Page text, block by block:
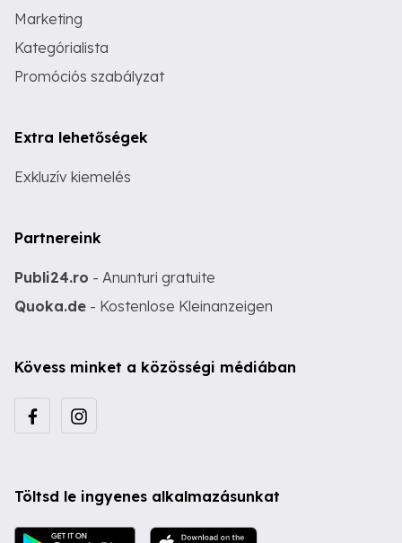
Marketing
Kategórialista
Promóciós szabályzat
Extra lehetőségek
Exkluzív kiemelés
Partnereink
Publi24.ro - Anunturi gratuite
Quoka.de - Kostenlose Kleinanzeigen
Kövess minket a közösségi médiában
Töltsd le ingyenes alkalmazásunkat